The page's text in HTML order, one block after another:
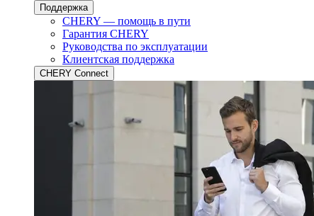
Поддержка
CHERY — помощь в пути
Гарантия CHERY
Руководства по эксплуатации
Клиентская поддержка
CHERY Connect